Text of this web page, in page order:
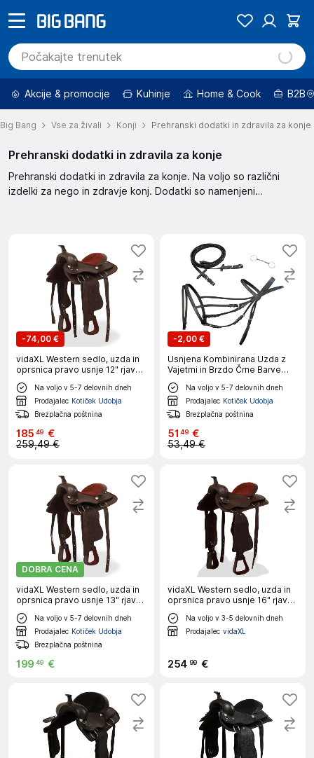
Akcije & promocije Kuhinje Home & Cook B2B
Big Bang Vse za živali Konji Prehranski dodatki in zdravila za konje
Prehranski dodatki in zdravila za konje
Prehranski dodatki in zdravila za konje. Na voljo so različni
izdelki za nego in zdravje konj. Dodatki so namenjeni
-74,00 €
vidaXL Western sedlo, uzda in
oprsnica pravo usnje 12" rjave
barve
Na voljo v 5-7 delovnih dneh
Prodajalec Kotiček Udobja
Brezplačna poštnina
185 49 €
259,49 €
-2,00 €
Usnjena Kombinirana Uzda z
Vajetmi in Brzdo Črne Barve
Polna Velikost
Na voljo v 5-7 delovnih dneh
Prodajalec Kotiček Udobja
Brezplačna poštnina
51 49 €
53,49 €
DOBRA CENA
vidaXL Western sedlo, uzda in
oprsnica pravo usnje 13" rjave
barve
Na voljo v 5-7 delovnih dneh
Prodajalec Kotiček Udobja
Brezplačna poštnina
199 49 €
vidaXL Western sedlo, uzda in
oprsnica pravo usnje 16" rjave
barve
Na voljo v 3-5 delovnih dneh
Prodajalec vidaXL
254 99 €